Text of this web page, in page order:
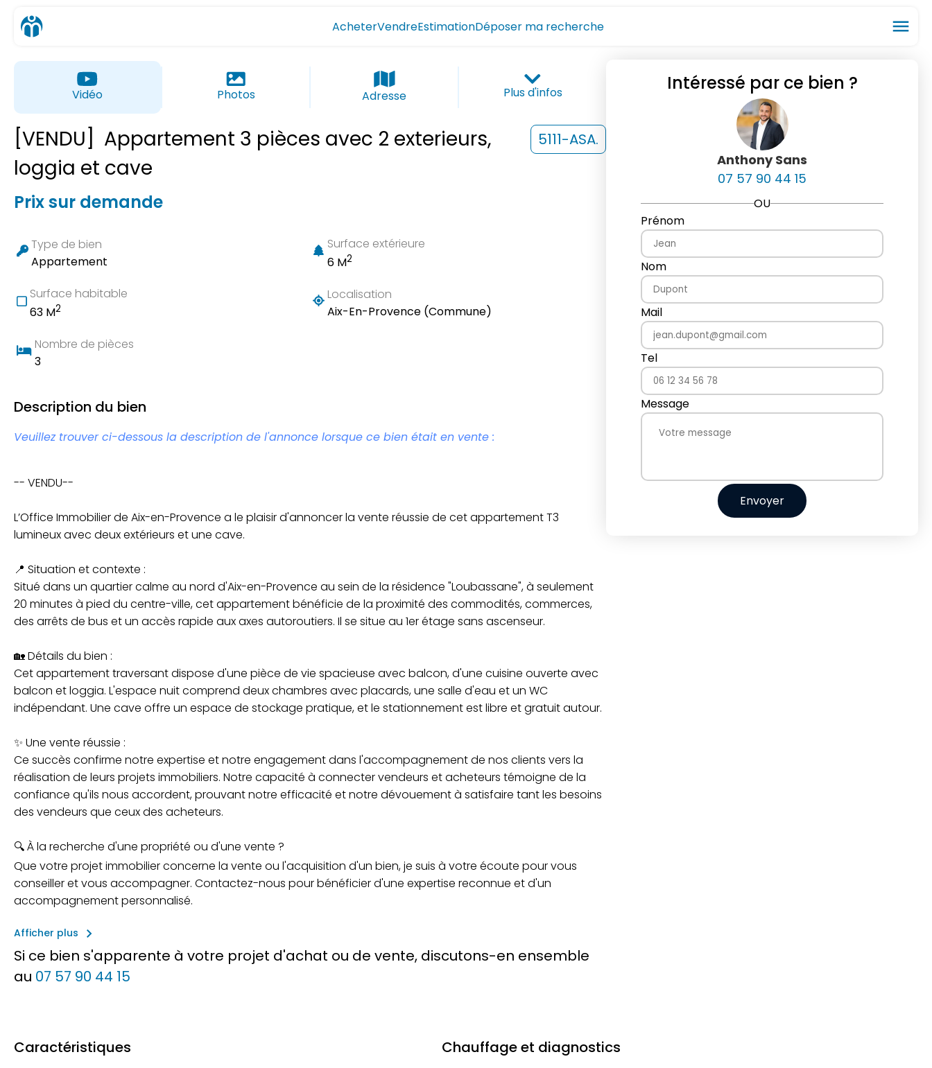
AcheterVendreEstimationDéposer ma recherche menu
Vidéo Photos Adresse Plus d'infos
[VENDU] Appartement 3 pièces avec 2 exterieurs,
loggia et cave
5111-ASA.
Prix sur demande
Type de bien
Appartement
Surface extérieure
6 M2
Surface habitable
63 M2
Localisation
Aix-En-Provence (Commune)
Nombre de pièces
3
Description du bien
Veuillez trouver ci-dessous la description de l'annonce lorsque ce bien était en vente :
-- VENDU--
L’Office Immobilier de Aix-en-Provence a le plaisir d'annoncer la vente réussie de cet appartement T3
lumineux avec deux extérieurs et une cave.
📍 Situation et contexte :
Situé dans un quartier calme au nord d'Aix-en-Provence au sein de la résidence "Loubassane", à seulement
20 minutes à pied du centre-ville, cet appartement bénéficie de la proximité des commodités, commerces,
des arrêts de bus et un accès rapide aux axes autoroutiers. Il se situe au 1er étage sans ascenseur.
🏡 Détails du bien :
Cet appartement traversant dispose d'une pièce de vie spacieuse avec balcon, d'une cuisine ouverte avec
balcon et loggia. L'espace nuit comprend deux chambres avec placards, une salle d'eau et un WC
indépendant. Une cave offre un espace de stockage pratique, et le stationnement est libre et gratuit autour.
✨ Une vente réussie :
Ce succès confirme notre expertise et notre engagement dans l'accompagnement de nos clients vers la
réalisation de leurs projets immobiliers. Notre capacité à connecter vendeurs et acheteurs témoigne de la
confiance qu'ils nous accordent, prouvant notre efficacité et notre dévouement à satisfaire tant les besoins
des vendeurs que ceux des acheteurs.
🔍 À la recherche d'une propriété ou d'une vente ?
Que votre projet immobilier concerne la vente ou l'acquisition d'un bien, je suis à votre écoute pour vous
conseiller et vous accompagner. Contactez-nous pour bénéficier d'une expertise reconnue et d'un
accompagnement personnalisé.
Afficher plus
keyboard_arrow_right
Si ce bien s'apparente à votre projet d'achat ou de vente, discutons-en ensemble
au 07 57 90 44 15
Intéressé par ce bien ?
Anthony Sans
07 57 90 44 15
OU
Prénom
Nom
Mail
Tel
Message
Envoyer
Caractéristiques Chauffage et diagnostics